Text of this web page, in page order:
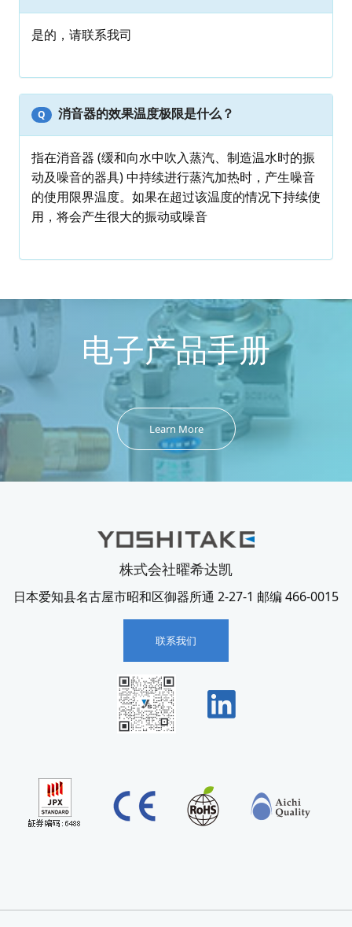
是的，请联系我司
Q 消音器的效果温度极限是什么？
指在消音器 (缓和向水中吹入蒸汽、制造温水时的振
动及噪音的器具) 中持续进行蒸汽加热时，产生噪音
的使用限界温度。如果在超过该温度的情况下持续使
用，将会产生很大的振动或噪音
电子产品手册
Learn More
株式会社曜希达凯
日本爱知县名古屋市昭和区御器所通 2-27-1 邮编 466-0015
联系我们